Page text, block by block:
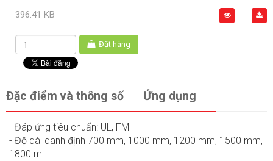
396.41 KB
Đặt hàng
Đặc điểm và thông số Ứng dụng
- Đáp ứng tiêu chuẩn: UL, FM
- Độ dài danh định 700 mm, 1000 mm, 1200 mm, 1500 mm,
1800 m